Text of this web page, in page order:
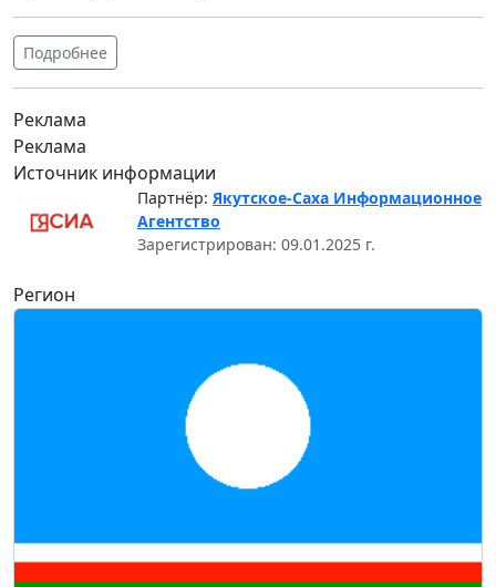
Подробнее
Реклама
Реклама
Источник информации
Партнёр: Якутское-Саха Информационное
Агентство
Зарегистрирован: 09.01.2025 г.
Регион